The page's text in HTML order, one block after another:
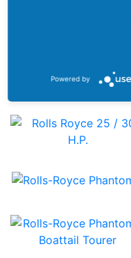
Powered by